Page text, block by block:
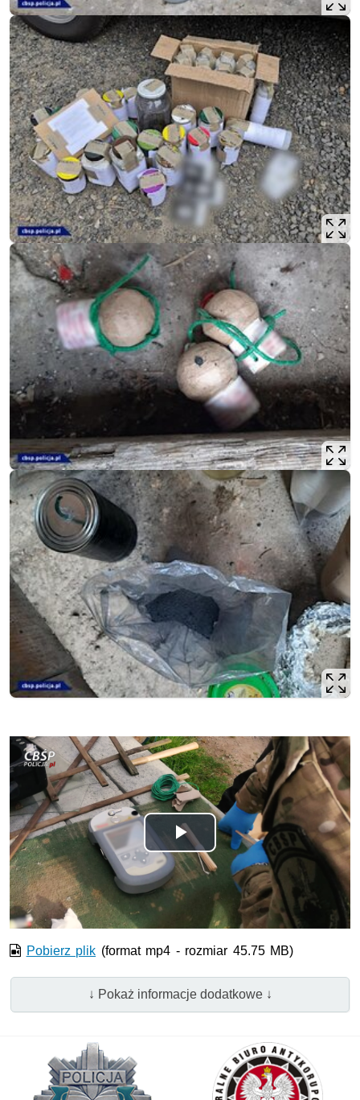
Odtwórz
wideo
Pobierz plik (format mp4 - rozmiar 45.75 MB)
↓ Pokaż informacje dodatkowe ↓